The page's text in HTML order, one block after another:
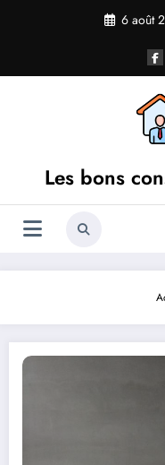
6 août
Les bons